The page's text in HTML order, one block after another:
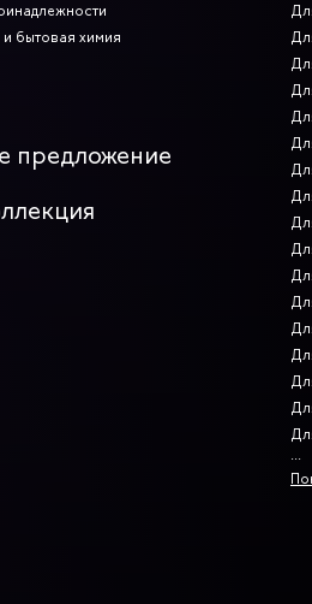
бытовая химия
предложение